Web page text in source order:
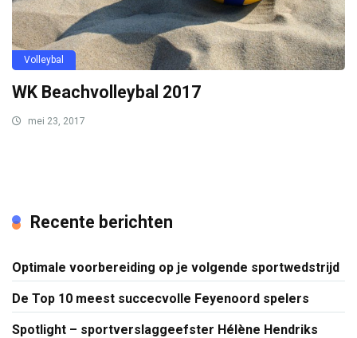
Volleybal
WK Beachvolleybal 2017
mei 23, 2017
Recente berichten
Optimale voorbereiding op je volgende sportwedstrijd
De Top 10 meest succecvolle Feyenoord spelers
Spotlight – sportverslaggeefster Hélène Hendriks